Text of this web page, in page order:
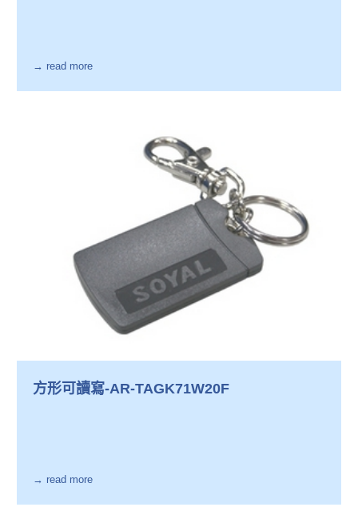
→ read more
方形可讀寫-AR-TAGK71W20F
→ read more